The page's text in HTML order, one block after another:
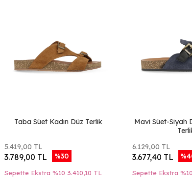
Taba Süet Kadın Düz Terlik
5.419,00 TL
3.789,00 TL %30
Sepette Ekstra %10 3.410,10 TL
Mavi Süet-Siyah
6.129,00 TL
3.677,40 TL
Sepette Ekstra %10